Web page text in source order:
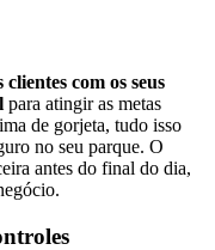
com os seus
para atingir as metas
de gorjeta, tudo isso
no seu parque. O
antes do final do dia,